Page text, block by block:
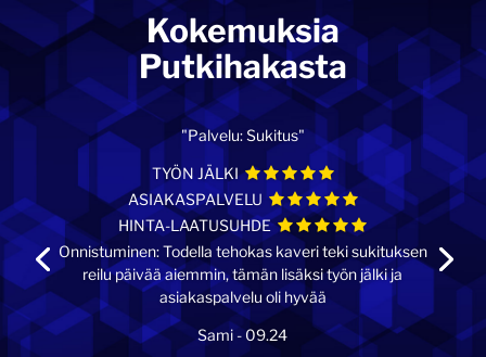
Kokemuksia
Putkihakasta
"Palvelu: Sukitus"
TYÖN JÄLKI
ASIAKASPALVELU
HINTA-LAATUSUHDE
Onnistuminen: Todella tehokas kaveri teki sukituksen
reilu päivää aiemmin, tämän lisäksi työn jälki ja
asiakaspalvelu oli hyvää
Sami - 09.24